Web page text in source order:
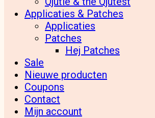
Applicaties & Patches
Applicaties
Patches
Hej Patches
Sale
Nieuwe producten
Coupons
Contact
Mijn account